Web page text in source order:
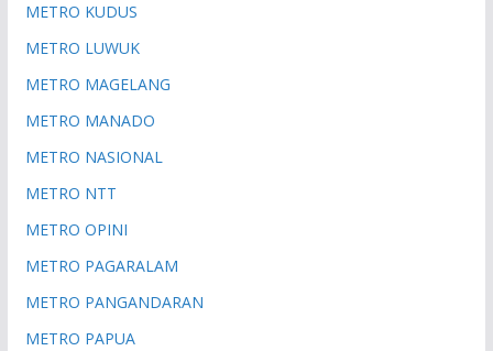
METRO KUDUS
METRO LUWUK
METRO MAGELANG
METRO MANADO
METRO NASIONAL
METRO NTT
METRO OPINI
METRO PAGARALAM
METRO PANGANDARAN
METRO PAPUA